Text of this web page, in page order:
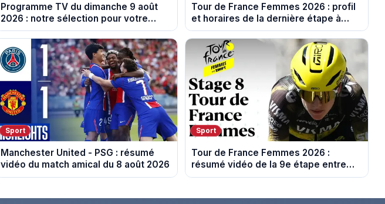
Programme TV du dimanche 9 août
2026 : notre sélection pour votre
soirée télé
Tour de France Femmes 2026 : profil
et horaires de la dernière étape à
Nice
Sport
Manchester United - PSG : résumé
vidéo du match amical du 8 août 2026
Sport
Tour de France Femmes 2026 :
résumé vidéo de la 9e étape entre
Sisteron et Nice